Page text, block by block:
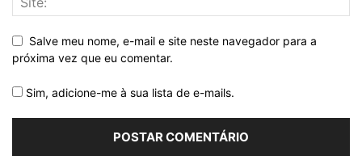
Salve meu nome, e-mail e site neste navegador para a
próxima vez que eu comentar.
Sim, adicione-me à sua lista de e-mails.